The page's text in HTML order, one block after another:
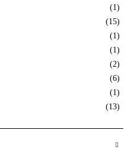
(1)
(15)
(1)
(1)
(2)
(6)
(1)
(13)